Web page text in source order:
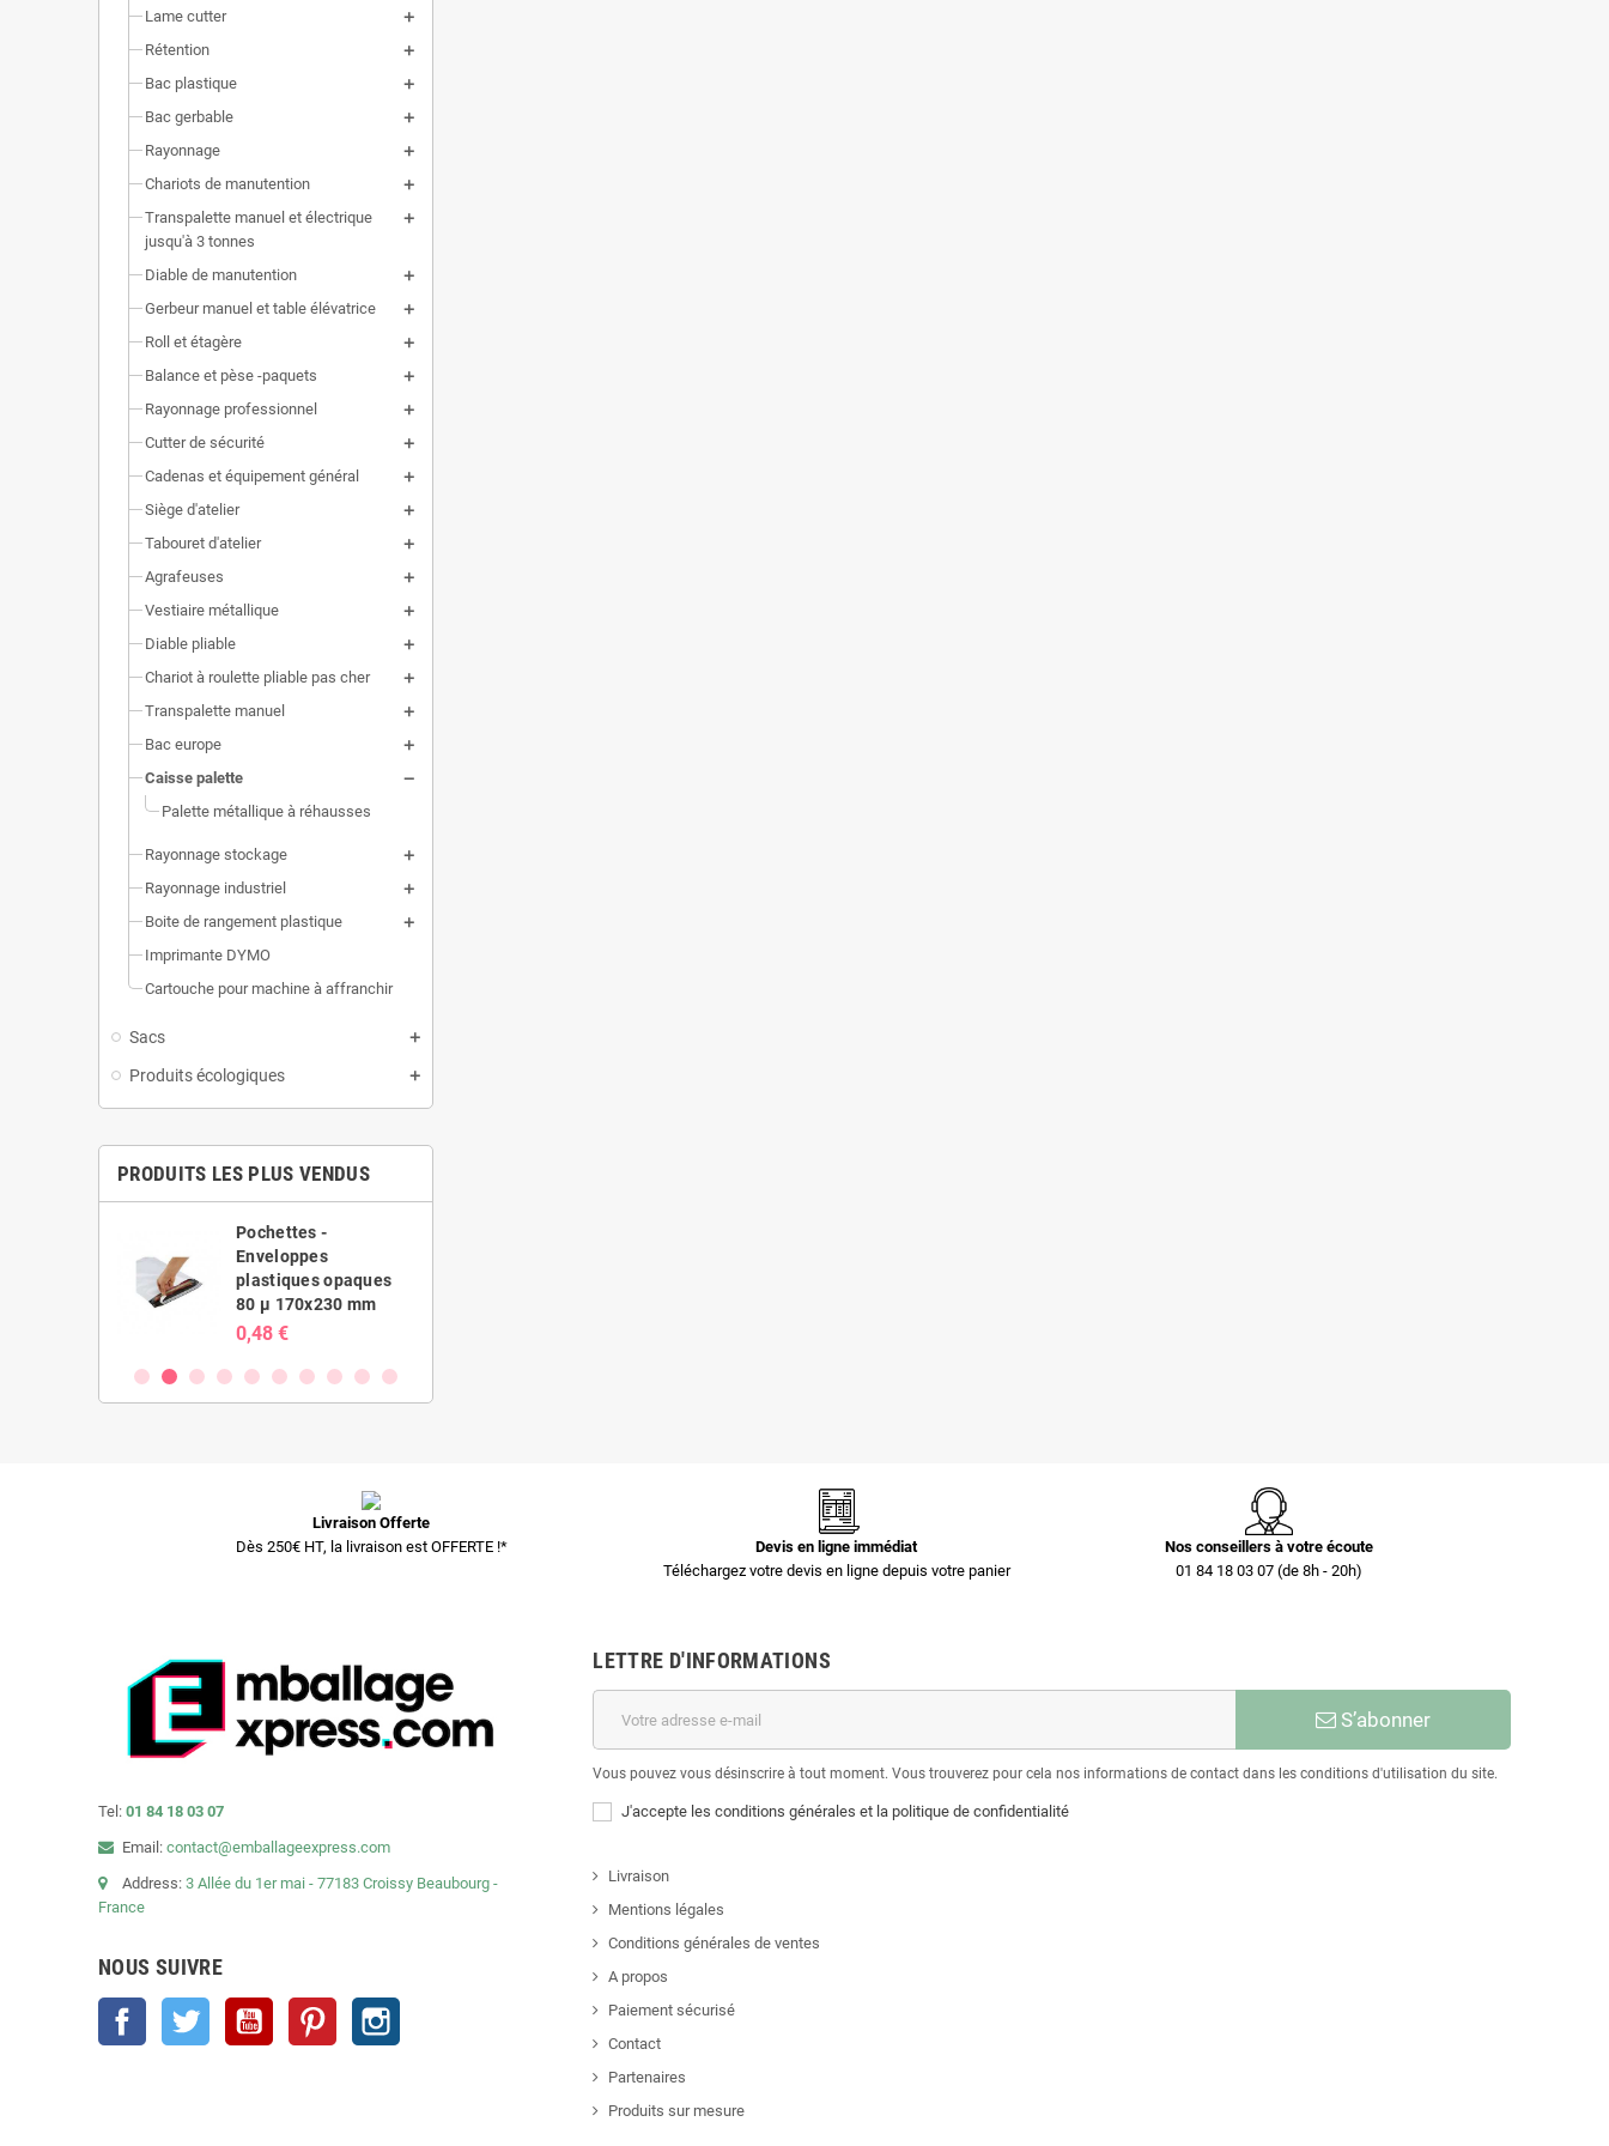
Lame cutter
Rétention
Bac plastique
Bac gerbable
Rayonnage
Chariots de manutention
Transpalette manuel et électrique
jusqu'à 3 tonnes
Diable de manutention
Gerbeur manuel et table élévatrice
Roll et étagère
Balance et pèse -paquets
Rayonnage professionnel
Cutter de sécurité
Cadenas et équipement général
Siège d'atelier
Tabouret d'atelier
Agrafeuses
Vestiaire métallique
Diable pliable
Chariot à roulette pliable pas cher
Transpalette manuel
Bac europe
Caisse palette
Palette métallique à réhausses
Rayonnage stockage
Rayonnage industriel
Boite de rangement plastique
Imprimante DYMO
Cartouche pour machine à affranchir
Sacs
Produits écologiques
PRODUITS LES PLUS VENDUS
Pochettes -
Enveloppes
plastiques opaques
80 µ 170x230 mm
0,48 €
Livraison Offerte
Dès 250€ HT, la livraison est OFFERTE !*
Devis en ligne immédiat
Téléchargez votre devis en ligne depuis votre panier
Nos conseillers à votre écoute
01 84 18 03 07 (de 8h - 20h)
Tel: 01 84 18 03 07
Email: contact@emballageexpress.com
Address: 3 Allée du 1er mai - 77183 Croissy Beaubourg -
France
NOUS SUIVRE
Facebook Twitter YouTube Pinterest
LETTRE D'INFORMATIONS
S’abonner
Vous pouvez vous désinscrire à tout moment. Vous trouverez pour cela nos informations de contact dans les conditions d'utilisation du site.
J'accepte les conditions générales et la politique de confidentialité
Livraison
Mentions légales
Conditions générales de ventes
A propos
Paiement sécurisé
Contact
Partenaires
Produits sur mesure